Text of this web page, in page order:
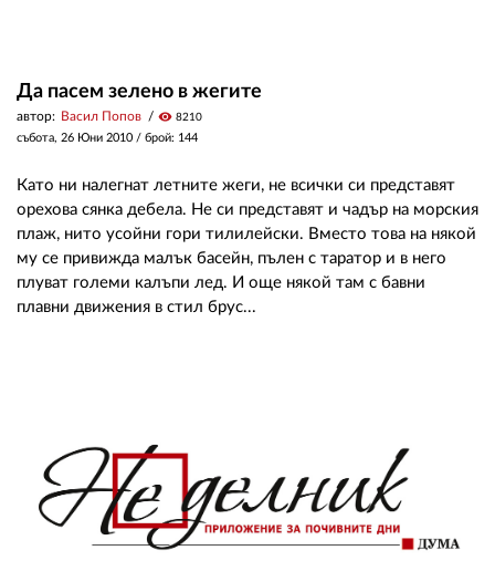
Да пасем зелено в жегите
автор: Васил Попов visibility 8210
събота, 26 Юни 2010 / брой: 144
Като ни налегнат летните жеги, не всички си представят
орехова сянка дебела. Не си представят и чадър на морския
плаж, нито усойни гори тилилейски. Вместо това на някой
му се привижда малък басейн, пълен с таратор и в него
плуват големи калъпи лед. И още някой там с бавни
плавни движения в стил брус...